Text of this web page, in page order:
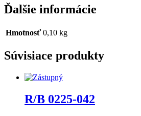
Ďalšie informácie
Hmotnosť 0,10 kg
Súvisiace produkty
R/B 0225-042